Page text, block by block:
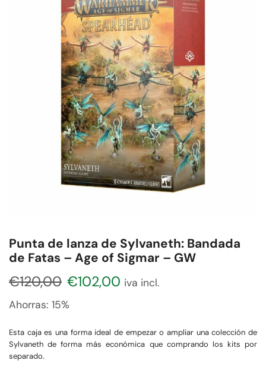
Punta de lanza de Sylvaneth: Bandada
de Fatas – Age of Sigmar – GW
€120,00 €102,00 iva incl.
Ahorras: 15%
Esta caja es una forma ideal de empezar o ampliar una colección de
Sylvaneth de forma más económica que comprando los kits por
separado.